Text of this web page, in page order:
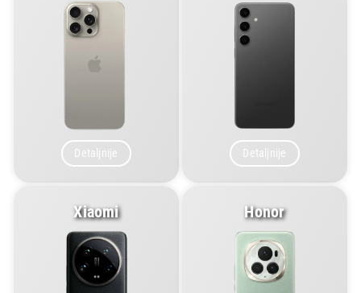
Detaljnije Detaljnije
Xiaomi Honor